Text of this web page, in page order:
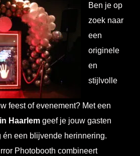
Ben je op
zoek naar
een
originele
en
stijlvolle
feest of evenement? Met een
Haarlem geef je jouw gasten
én een blijvende herinnering.
Photobooth combineert